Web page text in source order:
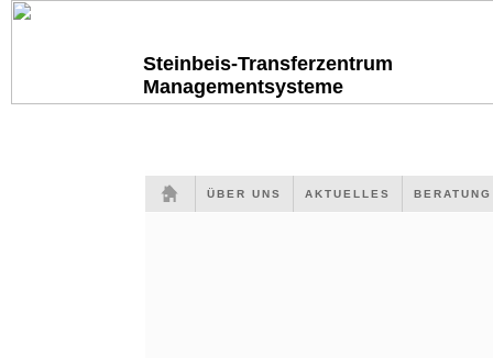
Steinbeis-Transferzentrum
Managementsysteme
ÜBER UNS AKTUELLES